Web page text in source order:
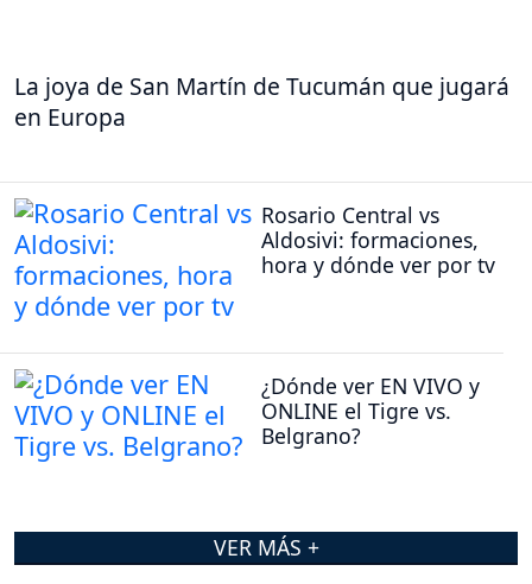
La joya de San Martín de Tucumán que jugará
en Europa
Rosario Central vs
Aldosivi: formaciones,
hora y dónde ver por tv
¿Dónde ver EN VIVO y
ONLINE el Tigre vs.
Belgrano?
VER MÁS +